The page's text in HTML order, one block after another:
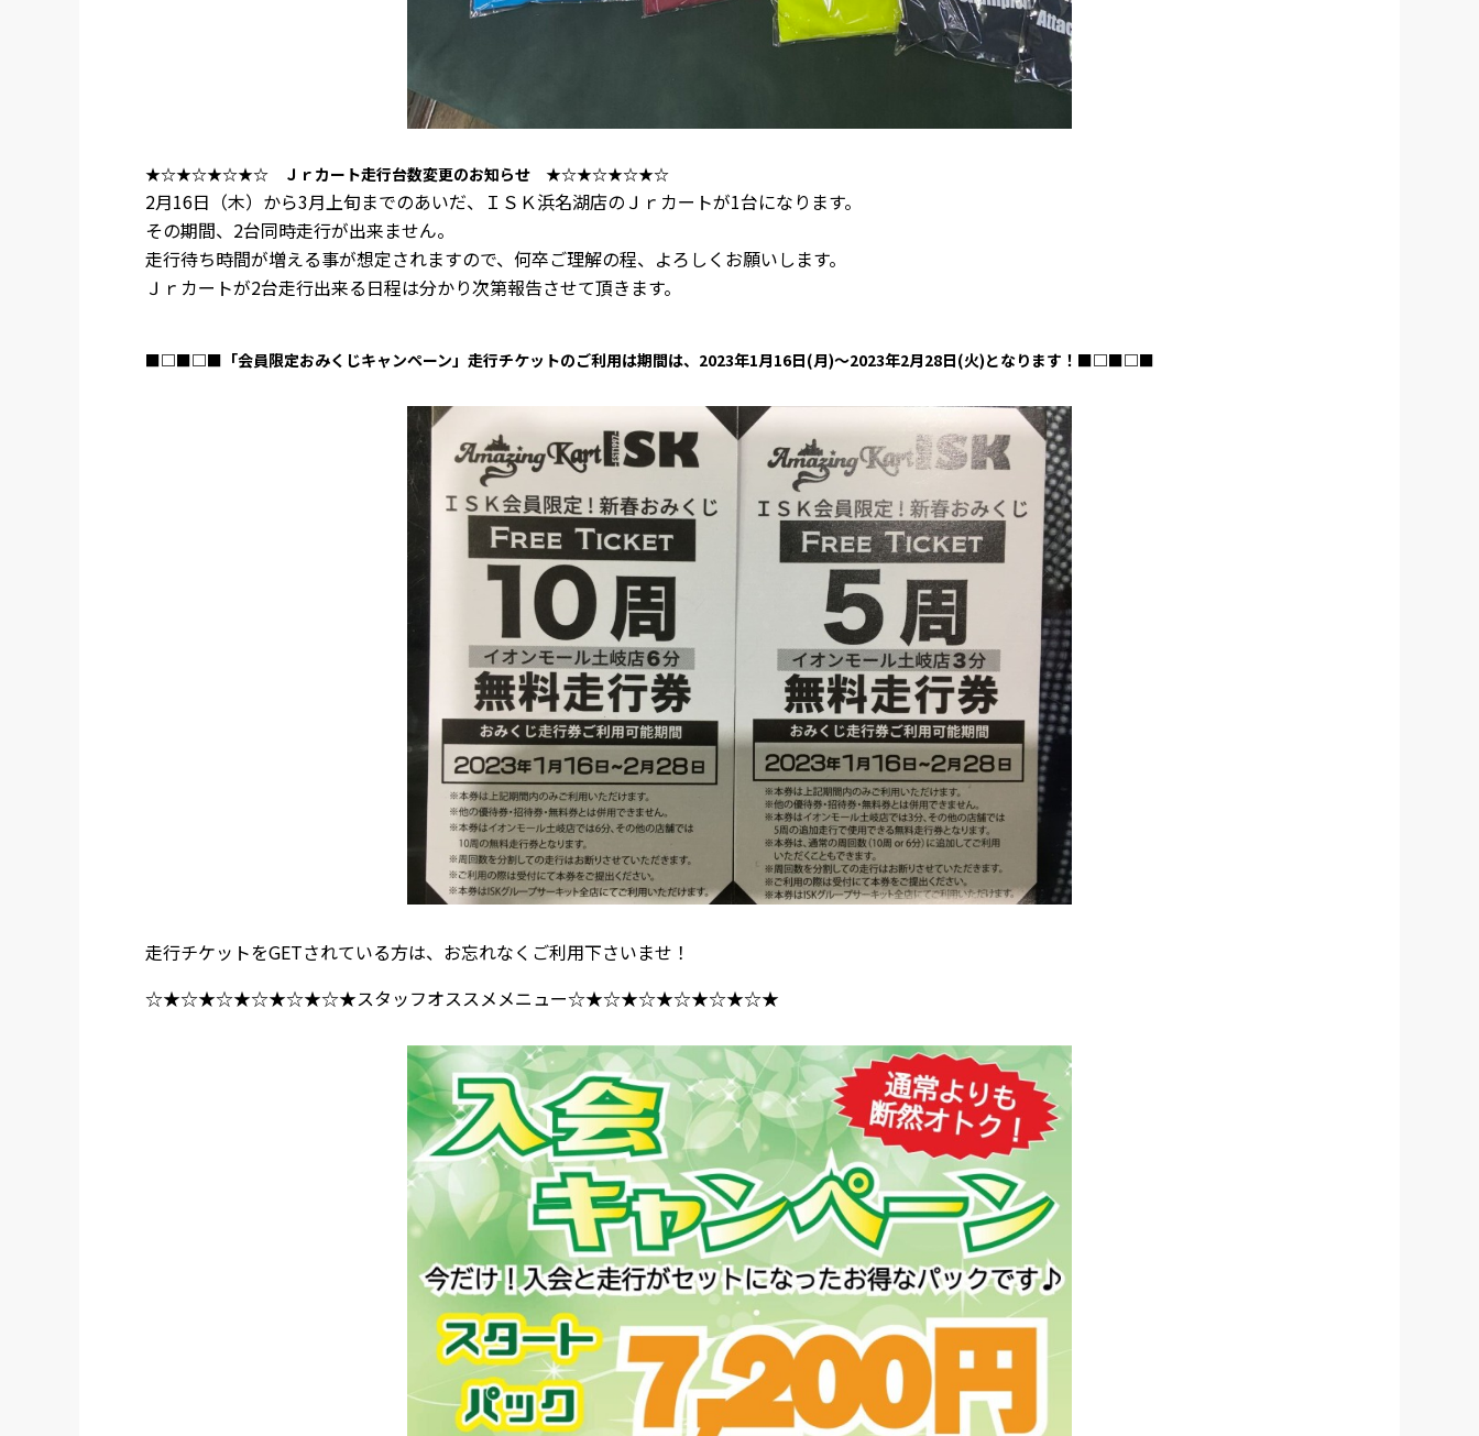
★☆★☆★☆★☆ Ｊｒカート走行台数変更のお知らせ ★☆★☆★☆★☆
2月16日（木）から3月上旬までのあいだ、ＩＳＫ浜名湖店のＪｒカートが1台になります。
その期間、2台同時走行が出来ません。
走行待ち時間が増える事が想定されますので、何卒ご理解の程、よろしくお願いします。
Ｊｒカートが2台走行出来る日程は分かり次第報告させて頂きます。
■□■□■「会員限定おみくじキャンペーン」走行チケットのご利用は期間は、2023年1月16日(月)～2023年2月28日(火)となります！■□■□■
走行チケットをGETされている方は、お忘れなくご利用下さいませ！
☆★☆★☆★☆★☆★☆★スタッフオススメメニュー☆★☆★☆★☆★☆★☆★